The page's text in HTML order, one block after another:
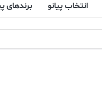
انتخاب پیانو برندهای